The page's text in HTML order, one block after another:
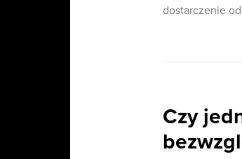
dostarczenie
Czy